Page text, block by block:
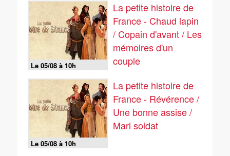
Le 05/08 à 10h
La petite histoire de
France - Chaud lapin
/ Copain d'avant / Les
mémoires d'un
couple
Le 05/08 à 10h
La petite histoire de
France - Révérence /
Une bonne assise /
Mari soldat